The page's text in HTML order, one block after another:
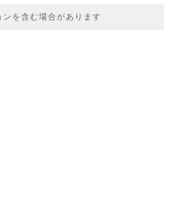
を含む場合があります